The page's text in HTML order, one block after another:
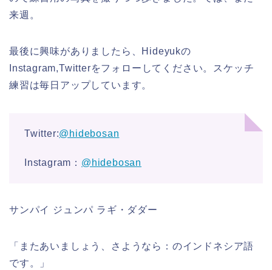
来週。
最後に興味がありましたら、Hideyukの
Instagram,Twitterをフォローしてください。スケッチ
練習は毎日アップしています。
Twitter:@hidebosan
Instagram： @hidebosan
サンパイ ジュンパ ラギ・ダダー
「またあいましょう、さようなら：のインドネシア語
です。」